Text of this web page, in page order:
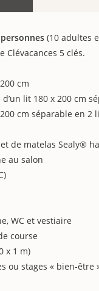
(10 adultes
Clévacances 5 clés.
cm
lit 180 x 200 cm
cm séparable en 2
de matelas Sealy®
au salon
WC et vestiaire
course
x 1 m)
ou stages « bien-être